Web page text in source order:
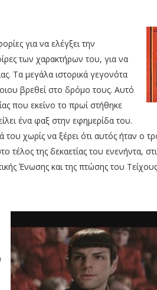
για να ελέγξει την
των χαρακτήρων του, για να
Tα μεγάλα ιστορικά γεγονότα
βρεθεί στο δρόμο τους. Αυτό
που εκείνο το πρωί στήθηκε
ένα φαξ στην εφημερίδα του.
χωρίς να ξέρει ότι αυτός ήταν ο
τέλος της δεκαετίας του ενενήντα,
Ένωσης και της πτώσης του